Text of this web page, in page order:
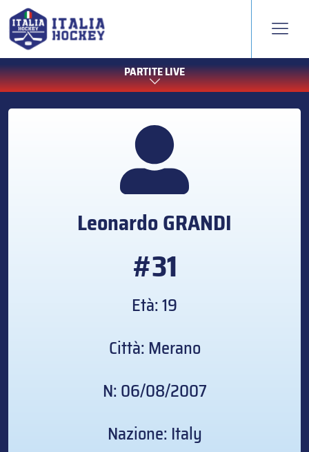
PARTITE LIVE
LeonardoGRANDI
#31
Età: 19
Città: Merano
N: 06/08/2007
Nazione: Italy